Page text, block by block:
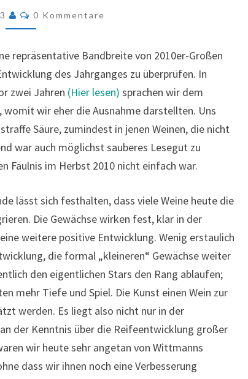
ESTANDSAUFNAHME N
WEI J
AHREN F
LASCHENREIFE
Kommentare
0 Kommentare
repräsentative Bandbreite von 2010er-Großen
des Jahrganges zu überprüfen. In
zwei Jahren (Hier lesen) sprachen wir dem
womit wir eher die Ausnahme darstellten. Uns
Säure, zumindest in jenen Weinen, die nicht
war auch möglichst sauberes Lesegut zu
Fäulnis im Herbst 2010 nicht einfach war.
lässt sich festhalten, dass viele Weine heute die
Die Gewächse wirken fest, klar in der
weitere positive Entwicklung. Wenig erstaulich
die formal „kleineren“ Gewächse weiter
den eigentlichen Stars den Rang ablaufen;
mehr Tiefe und Spiel. Die Kunst einen Wein zur
werden. Es liegt also nicht nur in der
der Kenntnis über die Reifeentwicklung großer
wir heute sehr angetan von Wittmanns
dass wir ihnen noch eine Verbesserung